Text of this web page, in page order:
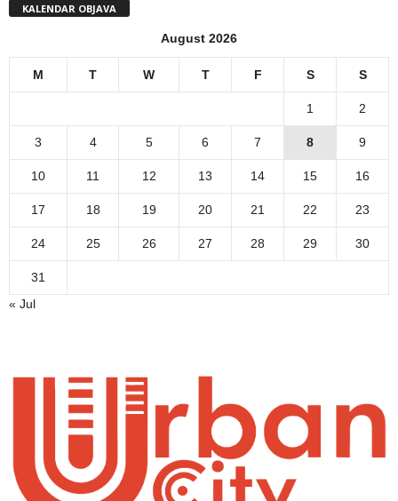
KALENDAR OBJAVA
August 2026
M T W T F S S
1 2
3 4 5 6 7 8 9
10 11 12 13 14 15 16
17 18 19 20 21 22 23
24 25 26 27 28 29 30
31
« Jul